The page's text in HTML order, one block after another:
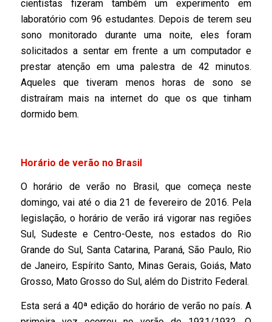
cientistas fizeram também um experimento em
laboratório com 96 estudantes. Depois de terem seu
sono monitorado durante uma noite, eles foram
solicitados a sentar em frente a um computador e
prestar atenção em uma palestra de 42 minutos.
Aqueles que tiveram menos horas de sono se
distraíram mais na internet do que os que tinham
dormido bem.
Horário de verão no Brasil
O horário de verão no Brasil, que começa neste
domingo, vai até o dia 21 de fevereiro de 2016. Pela
legislação, o horário de verão irá vigorar nas regiões
Sul, Sudeste e Centro-Oeste, nos estados do Rio
Grande do Sul, Santa Catarina, Paraná, São Paulo, Rio
de Janeiro, Espírito Santo, Minas Gerais, Goiás, Mato
Grosso, Mato Grosso do Sul, além do Distrito Federal.
Esta será a 40ª edição do horário de verão no país. A